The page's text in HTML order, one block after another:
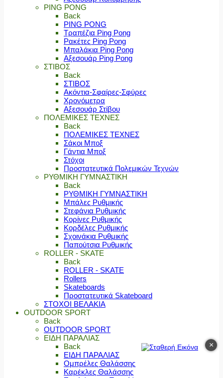
PING PONG
Back
PING PONG
Τραπέζια Ping Pong
Ρακέτες Ping Pong
Μπαλάκια Ping Pong
Αξεσουάρ Ping Pong
ΣΤΙΒΟΣ
Back
ΣΤΙΒΟΣ
Ακόντια-Σφαίρες-Σφύρες
Χρονόμετρα
Αξεσουάρ Στίβου
ΠΟΛΕΜΙΚΕΣ ΤΕΧΝΕΣ
Back
ΠΟΛΕΜΙΚΕΣ ΤΕΧΝΕΣ
Σάκοι Μποξ
Γάντια Μποξ
Στόχοι
Προστατευτικά Πολεμικών Τεχνών
ΡΥΘΜΙΚΗ ΓΥΜΝΑΣΤΙΚΗ
Back
ΡΥΘΜΙΚΗ ΓΥΜΝΑΣΤΙΚΗ
Μπάλες Ρυθμικής
Στεφάνια Ρυθμικής
Κορίνες Ρυθμικής
Κορδέλες Ρυθμικής
Σχοινάκια Ρυθμικής
Παπούτσια Ρυθμικής
ROLLER - SKATE
Back
ROLLER - SKATE
Rollers
Skateboards
Προστατευτικά Skateboard
ΣΤΟΧΟΙ ΒΕΛΑΚΙΑ
OUTDOOR SPORT
Back
OUTDOOR SPORT
ΕΙΔΗ ΠΑΡΑΛΙΑΣ
Back
ΕΙΔΗ ΠΑΡΑΛΙΑΣ
Ομπρέλες Θαλάσσης
Καρέκλες Θαλάσσης
×